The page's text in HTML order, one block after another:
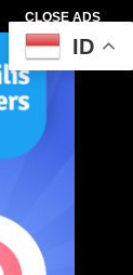
CLOSE ADS
ID